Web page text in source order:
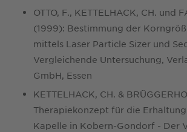
OTTO, F., KETTELHACK, CH. und
(1999): Bestimmung der
mittels Laser Particle Sizer und
Vergleichende Untersuchung,
GmbH, Essen
KETTELHACK, CH. &
Therapiekonzept für die
Kapelle in Kobern-Gondorf - Der